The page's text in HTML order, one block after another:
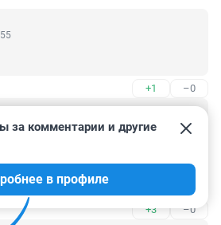
+1 –0
больничному, поэтому хожу на
случаях. Хорошо что удаленка
на дому)
+3 –0
за комментарии и другие
в профиле